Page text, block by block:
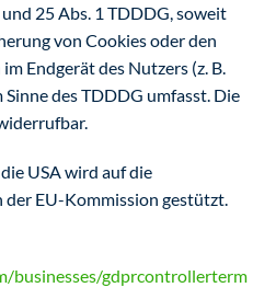
25 Abs. 1 TDDDG, soweit
von Cookies oder den
Endgerät des Nutzers (z. B.
des TDDDG umfasst. Die
USA wird auf die
EU-Kommission gestützt.
businesses/gdprcontrollerterm